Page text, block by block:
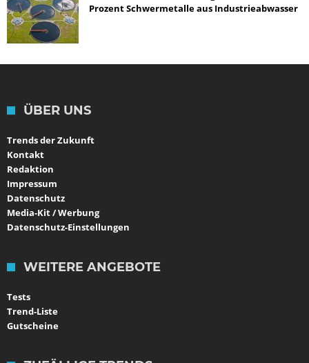
Prozent Schwermetalle aus Industrieabwasser
ÜBER UNS
Trends der Zukunft
Kontakt
Redaktion
Impressum
Datenschutz
Media-Kit / Werbung
Datenschutz-Einstellungen
WEITERE ANGEBOTE
Tests
Trend-Liste
Gutscheine